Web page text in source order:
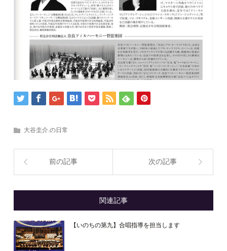
大谷圭介.の日常
前の記事 次の記事
関連記事
【いのちの第九】合唱指導を担当します